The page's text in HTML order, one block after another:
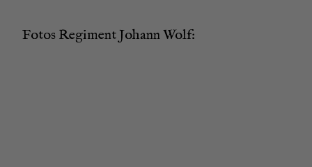
Fotos Regi­ment Johann Wolf: